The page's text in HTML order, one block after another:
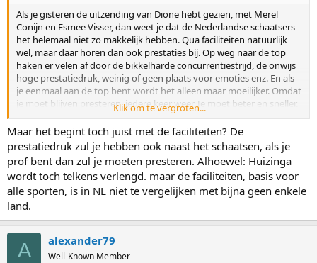
Als je gisteren de uitzending van Dione hebt gezien, met Merel
Conijn en Esmee Visser, dan weet je dat de Nederlandse schaatsers
het helemaal niet zo makkelijk hebben. Qua faciliteiten natuurlijk
wel, maar daar horen dan ook prestaties bij. Op weg naar de top
haken er velen af door de bikkelharde concurrentiestrijd, de onwijs
hoge prestatiedruk, weinig of geen plaats voor emoties enz. En als
je eenmaal aan de top bent wordt het alleen maar moeilijker. Omdat
je moet blijven presteren, iedere keer weer. Je moet beter en sneller.
Dat is fysiek al moeilijk, maar geestelijk nog veel meer. Zie Esmee
Visser. En er zijn nog meer voorbeelden uit het verleden. Des te
knapper wat Wüst en Kramer al die jaren doen/gedaan hebben. Dat
moet je inderdaad wel een ontzettend harde kop hebben om dat
op te kunnen brengen en vol te houden. Zie ik Nils vd Poel niet
doen eerlijk gezegd.
Veel buitenlanders schaatsen nog met de instelling van de jaren 60-
70-80. Vrijblijvend, plezier maken, een hele winter van baan naar
baan trekken. Vrijheid blijheid. Dat is in Nederland al lang niet meer
het geval. Schaatsen is in Nederland een 100% profsport geworden.
Het Uniekaas en Bolletje tijdperk is wel voorbij.
Klik om te vergroten...
Maar het begint toch juist met de faciliteiten? De
prestatiedruk zul je hebben ook naast het schaatsen, als je
prof bent dan zul je moeten presteren. Alhoewel: Huizinga
wordt toch telkens verlengd. maar de faciliteiten, basis voor
alle sporten, is in NL niet te vergelijken met bijna geen enkele
land.
A alexander79
Well-Known Member